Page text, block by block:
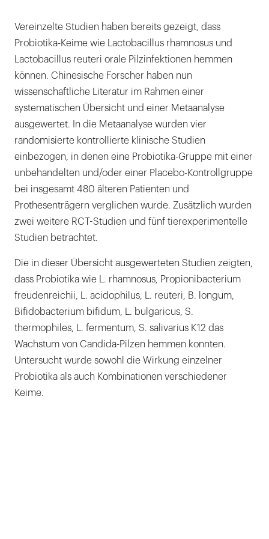
Vereinzelte Studien haben bereits gezeigt, dass
Probiotika-Keime wie Lactobacillus rhamnosus und
Lactobacillus reuteri orale Pilzinfektionen hemmen
können. Chinesische Forscher haben nun
wissenschaftliche Literatur im Rahmen einer
systematischen Übersicht und einer Metaanalyse
ausgewertet. In die Metaanalyse wurden vier
randomisierte kontrollierte klinische Studien
einbezogen, in denen eine Probiotika-Gruppe mit einer
unbehandelten und/oder einer Placebo-Kontrollgruppe
bei insgesamt 480 älteren Patienten und
Prothesenträgern verglichen wurde. Zusätzlich wurden
zwei weitere RCT-Studien und fünf tierexperimentelle
Studien betrachtet.
Die in dieser Übersicht ausgewerteten Studien zeigten,
dass Probiotika wie L. rhamnosus, Propionibacterium
freudenreichii, L. acidophilus, L. reuteri, B. longum,
Bifidobacterium bifidum, L. bulgaricus, S.
thermophiles, L. fermentum, S. salivarius K12 das
Wachstum von Candida-Pilzen hemmen konnten.
Untersucht wurde sowohl die Wirkung einzelner
Probiotika als auch Kombinationen verschiedener
Keime.